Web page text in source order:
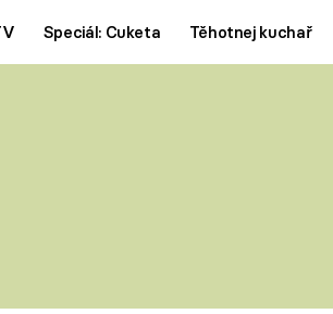
Speciál: Cuketa Těhotnej kuchař